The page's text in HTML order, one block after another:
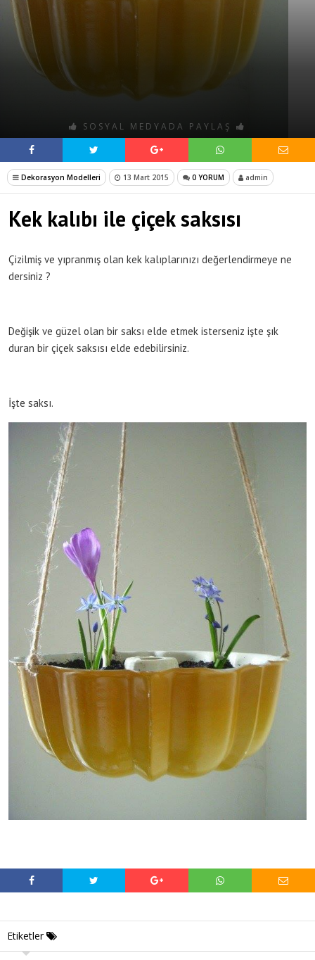
SOSYAL MEDYADA PAYLAŞ
Dekorasyon Modelleri 13 Mart 2015 0 YORUM admin
Kek kalıbı ile çiçek saksısı
Çizilmiş ve yıpranmış olan kek kalıplarınızı değerlendirmeye ne
dersiniz ?
Değişik ve güzel olan bir saksı elde etmek isterseniz işte şık
duran bir çiçek saksısı elde edebilirsiniz.
İşte saksı.
Etiketler